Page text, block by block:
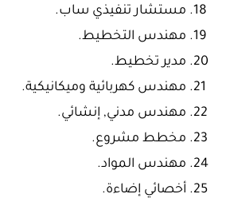
مستشار تنفيذي ساب.
مهندس التخطيط.
مدير تخطيط.
مهندس كهربائية وميكانيكية.
مهندس مدني, إنشائي.
مخطط مشروع.
مهندس المواد.
أخصائي إضاءة.